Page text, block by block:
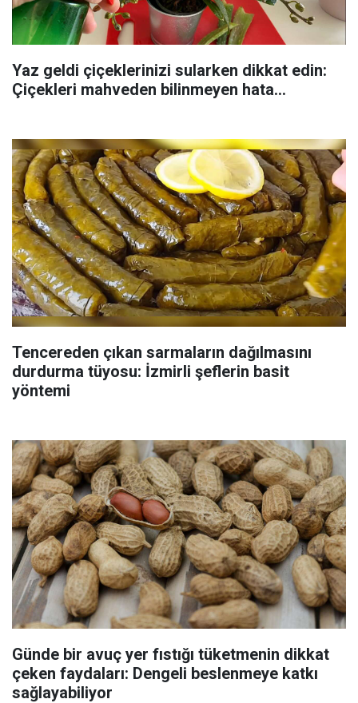
Yaz geldi çiçeklerinizi sularken dikkat edin:
Çiçekleri mahveden bilinmeyen hata...
Tencereden çıkan sarmaların dağılmasını
durdurma tüyosu: İzmirli şeflerin basit
yöntemi
Günde bir avuç yer fıstığı tüketmenin dikkat
çeken faydaları: Dengeli beslenmeye katkı
sağlayabiliyor